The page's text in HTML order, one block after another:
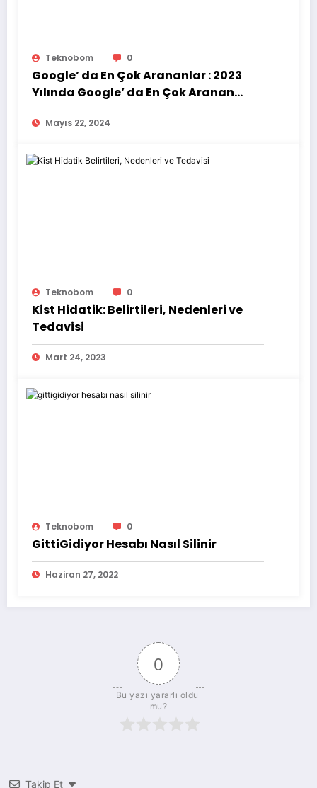
Teknobom 0
Google’ da En Çok Arananlar : 2023
Yılında Google’ da En Çok Aranan
Konular
Mayıs 22, 2024
Teknobom 0
Kist Hidatik: Belirtileri, Nedenleri ve
Tedavisi
Mart 24, 2023
Teknobom 0
GittiGidiyor Hesabı Nasıl Silinir
Haziran 27, 2022
0
Bu yazı yararlı oldu
mu?
Takip Et